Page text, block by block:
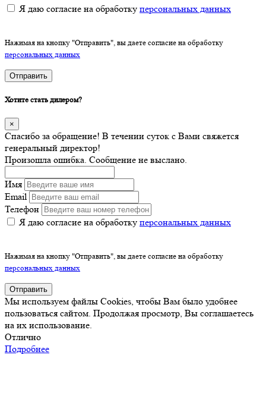
Я даю согласие на обработку персональных данных
Нажимая на кнопку "Отправить", вы даете согласие на обработку
персональных данных
Отправить
Хотите стать дилером?
×
Спасибо за обращение! В течении суток с Вами свяжется
генеральный директор!
Произошла ошибка. Сообщение не выслано.
Имя
Email
Телефон
Я даю согласие на обработку персональных данных
Нажимая на кнопку "Отправить", вы даете согласие на обработку
персональных данных
Отправить
Мы используем файлы Cookies, чтобы Вам было удобнее
пользоваться сайтом. Продолжая просмотр, Вы соглашаетесь
на их использование.
Отлично
Подробнее